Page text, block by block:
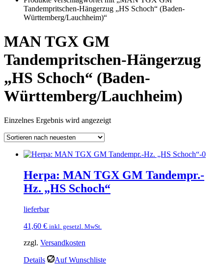
Tandempritschen-Hängerzug „HS Schoch“ (Baden-
Württemberg/Lauchheim)“
MAN TGX GM
Tandempritschen-Hängerzug
„HS Schoch“ (Baden-
Württemberg/Lauchheim)
Einzelnes Ergebnis wird angezeigt
Herpa: MAN TGX GM Tandempr.-
Hz. „HS Schoch“
lieferbar
41,60 € inkl. gesetzl. MwSt.
zzgl. Versandkosten
Details
Auf Wunschliste